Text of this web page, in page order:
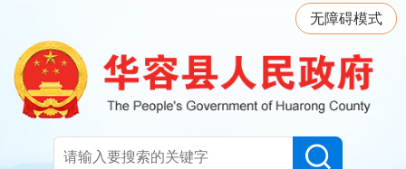
无障碍模式